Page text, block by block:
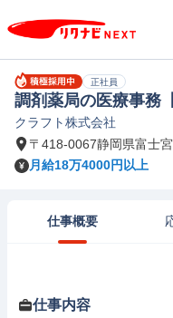
正社員
調剤薬局の医療事務
クラフト株式会社
〒418-0067静岡県富士
月給18万4000円以上
仕事概要
仕事内容